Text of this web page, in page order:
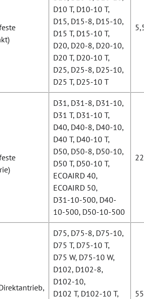
D10 T, D10-10 T,
D15, D15-8, D15-10,
D15 T, D15-10 T,
D20, D20-8, D20-10,
D20 T, D20-10 T,
D25, D25-8, D25-10,
D25 T, D25-10 T
D31, D31-8, D31-10,
D31 T, D31-10 T,
D40, D40-8, D40-10,
D40 T, D40-10 T,
D50, D50-8, D50-10,
D50 T, D50-10 T,
ECOAIRD 40,
ECOAIRD 50,
D31-10-500, D40-
10-500, D50-10-500
D75, D75-8, D75-10,
D75 T, D75-10 T,
D75 W, D75-10 W,
D102, D102-8,
D102-10,
D102 T, D102-10 T,